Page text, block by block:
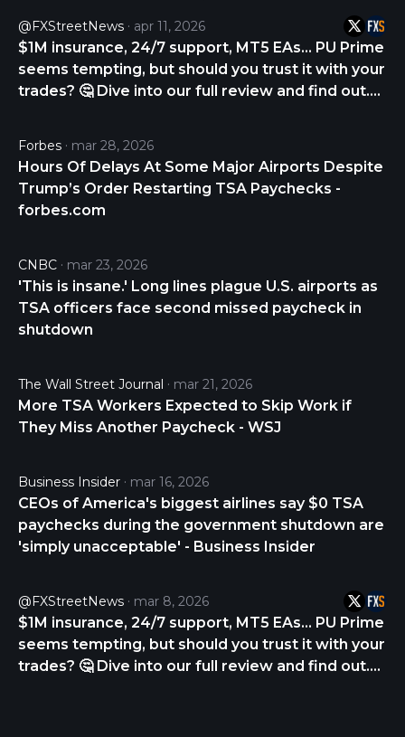
53 active market(s) with $2,904,893.85 traded over
the last 24 hours. More information can be found
at https://anichess.com.
@FXStreetNews apr 11, 2026
$1M insurance, 24/7 support, MT5 EAs… PU Prime
seems tempting, but should you trust it with your
trades? 🤔 Dive into our full review and find out.
https://t.co/Q6UKNjKyED
Forbes mar 28, 2026
Hours Of Delays At Some Major Airports Despite
Trump’s Order Restarting TSA Paychecks -
forbes.com
CNBC mar 23, 2026
'This is insane.' Long lines plague U.S. airports as
TSA officers face second missed paycheck in
shutdown
The Wall Street Journal mar 21, 2026
More TSA Workers Expected to Skip Work if
They Miss Another Paycheck - WSJ
Business Insider mar 16, 2026
CEOs of America's biggest airlines say $0 TSA
paychecks during the government shutdown are
'simply unacceptable' - Business Insider
@FXStreetNews mar 8, 2026
$1M insurance, 24/7 support, MT5 EAs… PU Prime
seems tempting, but should you trust it with your
trades? 🤔 Dive into our full review and find out.